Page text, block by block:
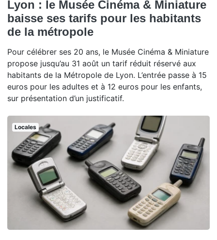
Lyon : le Musée Cinéma & Miniature
baisse ses tarifs pour les habitants
de la métropole
Pour célébrer ses 20 ans, le Musée Cinéma & Miniature
propose jusqu’au 31 août un tarif réduit réservé aux
habitants de la Métropole de Lyon. L’entrée passe à 15
euros pour les adultes et à 12 euros pour les enfants,
sur présentation d’un justificatif.
Locales